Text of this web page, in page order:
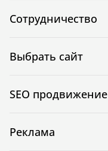
Сотрудничество
Выбрать сайт
SEO продвижение
Реклама